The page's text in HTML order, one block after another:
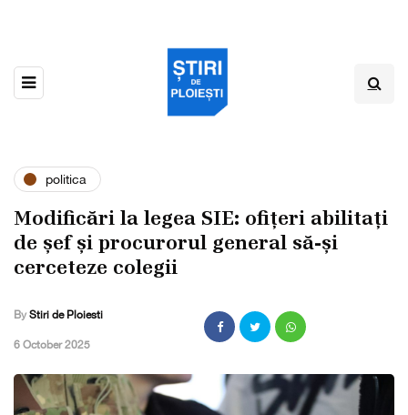
politica
Modificări la legea SIE: ofițeri abilitați
de șef și procurorul general să-și
cerceteze colegii
By Stiri de Ploiesti
,6 October 2025